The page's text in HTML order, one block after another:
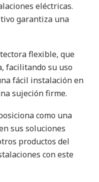
eléctricas.
garantiza una
flexible, que
facilitando su uso
fácil instalación en
sujeción firme.
como una
sus soluciones
productos del
con este